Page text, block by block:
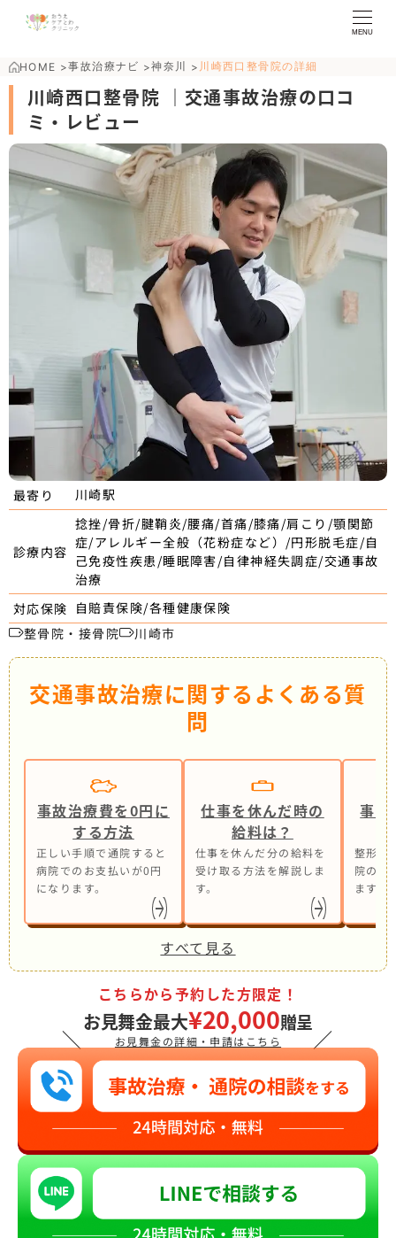
MENU
HOME >事故治療ナビ >神奈川 >川崎西口整骨院の詳細
川崎西口整骨院 ｜交通事故治療の口コ
ミ・レビュー
最寄り 川崎駅
診療内容
捻挫/骨折/腱鞘炎/腰痛/首痛/膝痛/肩こり/顎関節
症/アレルギー全般（花粉症など）/円形脱毛症/自
己免疫性疾患/睡眠障害/自律神経失調症/交通事故
治療
対応保険 自賠責保険/各種健康保険
整骨院・接骨院
川崎市
交通事故治療に関するよくある質
問
事故治療費を0円に
する方法
正しい手順で通院すると
病院でのお支払いが0円
になります。
仕事を休んだ時の
給料は？
仕事を休んだ分の給料を
受け取る方法を解説しま
す。
事故
整形外
院の併
ます。
すべて見る
＼
こちらから予約した方限定！
お見舞金最大¥20,000贈呈
お見舞金の詳細・申請はこちら ／